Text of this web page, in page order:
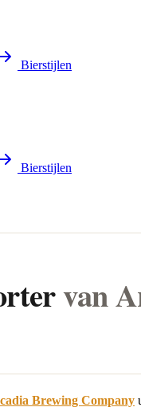
Bierstijlen
Bierstijlen
van
Brewing Company